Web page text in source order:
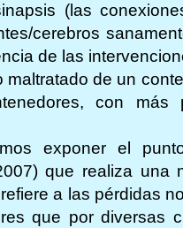
(las
cerebros
de las
maltratado de un
con más
exponer el
que realiza una
a las pérdidas
que por diversas